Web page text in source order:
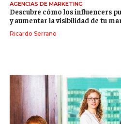
AGENCIAS DE MARKETING
Descubre cómo los influencers
y aumentar la visibilidad de tu
Ricardo Serrano